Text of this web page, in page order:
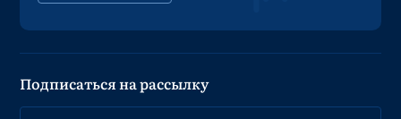
Подписаться на рассылку